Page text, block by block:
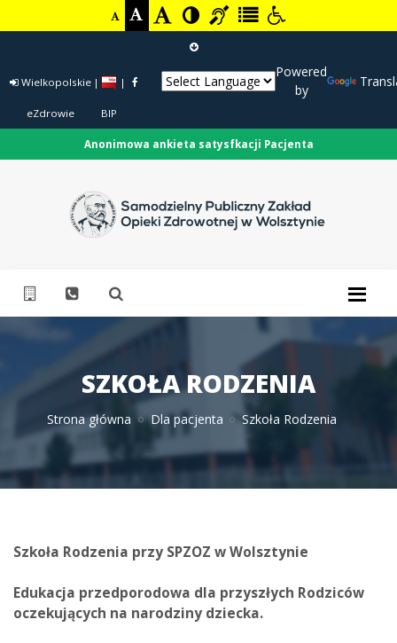
Wielkopolskie
eZdrowie
|
BIP
|
Powered
by
Anonimowa ankieta satysfkacji Pacjenta
SZKOŁA RODZENIA
Strona główna Dla pacjenta Szkoła Rodzenia
Szkoła Rodzenia przy SPZOZ w Wolsztynie
Edukacja przedporodowa dla przyszłych Rodziców
oczekujących na narodziny dziecka.